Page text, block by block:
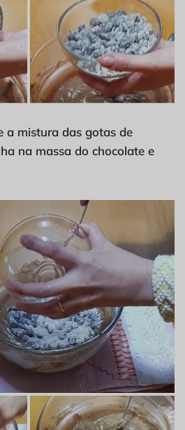
a mistura das gotas de
na massa do chocolate e